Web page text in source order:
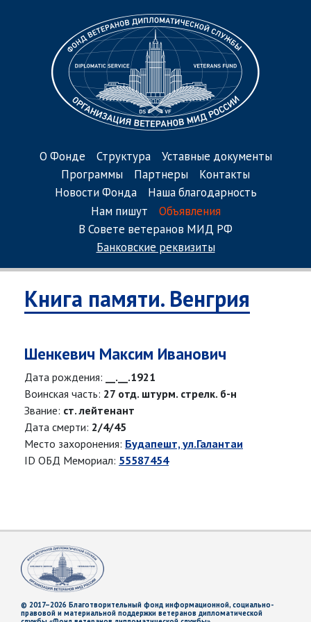
О Фонде Структура
Уставные документы
Программы
Партнеры
Контакты
Новости Фонда
Наша благодарность
Нам пишут
Объявления
В Совете ветеранов МИД РФ
Банковские реквизиты
Книга памяти. Венгрия
Шенкевич Максим Иванович
Дата рождения:
__.__.1921
Воинская часть: 27 отд. штурм. стрелк. б-н
Звание: ст. лейтенант
Дата смерти: 2/4/45
Место захоронения: Будапешт, ул.Галантаи
ID ОБД Мемориал: 55587454
© 2017–2026 Благотворительный фонд информационной, социально-
правовой и материальной поддержки ветеранов дипломатической